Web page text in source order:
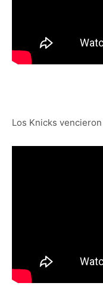
Los Knicks